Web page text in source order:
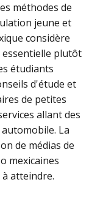
méthodes de
jeune et
considère
plutôt
étudiants
d'étude et
de petites
allant des
La
de médias de
mexicaines
atteindre.